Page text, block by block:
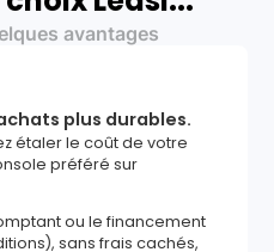
avantages
plus durables.
étaler le coût de votre
préféré sur
ou le financement
sans frais cachés,